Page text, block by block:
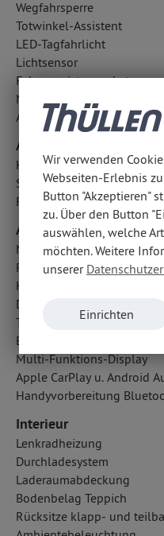
Wegfahrsperre
Totwinkel-Assistent
LED-Tagfahrlicht
Lichtsensor
Fahrerassistenzpaket
Notbremsassistent
Außentemperatur Anzeige
Airbags
Kopfairbag vorn
Seitenairbag vorn
Fahrer- /Beifahrerairbag
Audio &
Navigationssystem
Radio
Kabelloses Laden für
Digitaler Radioempfang DAB
Touchscreen Bedienung
Bluetooth Audiostreaming
Multi-Funktions-Display
Apple CarPlay u. Android
Handyvorbereitung
Interieur
Lenkradheizung
Durchladesystem
Laderaumabdeckung
Bodenbelag Teppich
Rücksitze klapp- und
Wir verwenden
Webseiten-Erlebnis
Button "Akzeptieren"
zu. Über den Button
auswählen, welche
möchten. Weitere
unserer
Einrichten